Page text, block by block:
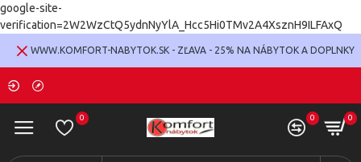
google-site-
verification=2W2WzCtQ5ydnNyYlA_Hcc5Hi0TMv2A4XsznH9ILFAxQ
WWW.KOMFORT-NABYTOK.SK - ZĽAVA - 25% NA NÁBYTOK A DOPLNKY
0 0 0